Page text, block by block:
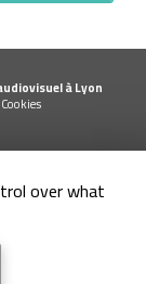
à Lyon
Cookies
over what